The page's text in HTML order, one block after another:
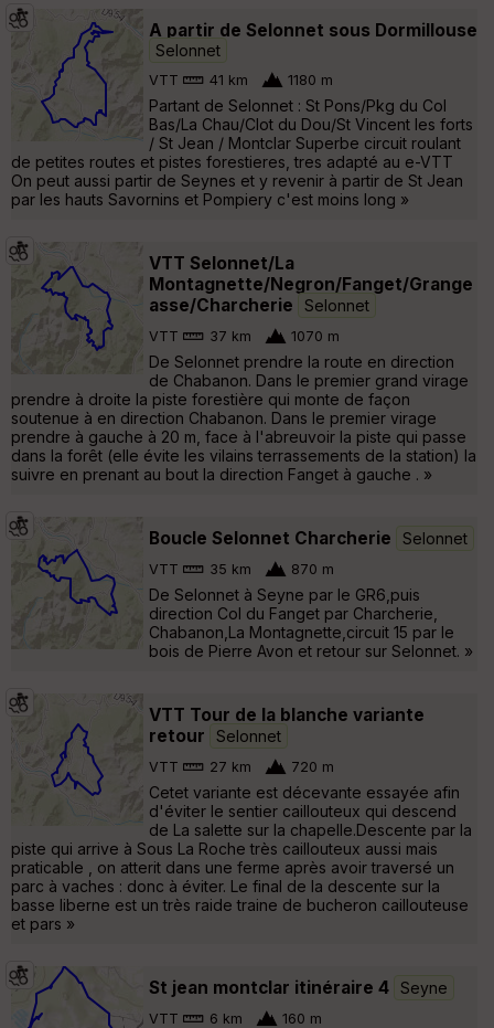
A partir de Selonnet sous Dormillouse
Selonnet
VTT 41 km 1180 m
Partant de Selonnet : St Pons/Pkg du Col
Bas/La Chau/Clot du Dou/St Vincent les forts
/ St Jean / Montclar Superbe circuit roulant
de petites routes et pistes forestieres, tres adapté au e-VTT
On peut aussi partir de Seynes et y revenir à partir de St Jean
par les hauts Savornins et Pompiery c'est moins long »
VTT Selonnet/La
Montagnette/Negron/Fanget/Grange
asse/Charcherie
Selonnet
VTT 37 km 1070 m
De Selonnet prendre la route en direction
de Chabanon. Dans le premier grand virage
prendre à droite la piste forestière qui monte de façon
soutenue à en direction Chabanon. Dans le premier virage
prendre à gauche à 20 m, face à l'abreuvoir la piste qui passe
dans la forêt (elle évite les vilains terrassements de la station) la
suivre en prenant au bout la direction Fanget à gauche . »
Boucle Selonnet Charcherie Selonnet
VTT 35 km 870 m
De Selonnet à Seyne par le GR6,puis
direction Col du Fanget par Charcherie,
Chabanon,La Montagnette,circuit 15 par le
bois de Pierre Avon et retour sur Selonnet. »
VTT Tour de la blanche variante
retour
Selonnet
VTT 27 km 720 m
Cetet variante est décevante essayée afin
d'éviter le sentier caillouteux qui descend
de La salette sur la chapelle.Descente par la
piste qui arrive à Sous La Roche très caillouteux aussi mais
praticable , on atterit dans une ferme après avoir traversé un
parc à vaches : donc à éviter. Le final de la descente sur la
basse liberne est un très raide traine de bucheron caillouteuse
et pars »
St jean montclar itinéraire 4 Seyne
VTT 6 km 160 m